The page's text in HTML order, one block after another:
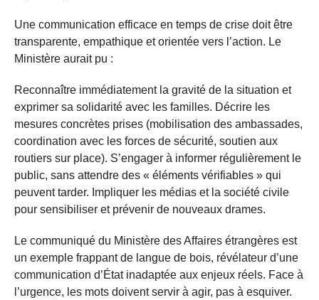
Une communication efficace en temps de crise doit être
transparente, empathique et orientée vers l’action. Le
Ministère aurait pu :
Reconnaître immédiatement la gravité de la situation et
exprimer sa solidarité avec les familles. Décrire les
mesures concrètes prises (mobilisation des ambassades,
coordination avec les forces de sécurité, soutien aux
routiers sur place). S’engager à informer régulièrement le
public, sans attendre des « éléments vérifiables » qui
peuvent tarder. Impliquer les médias et la société civile
pour sensibiliser et prévenir de nouveaux drames.
Le communiqué du Ministère des Affaires étrangères est
un exemple frappant de langue de bois, révélateur d’une
communication d’État inadaptée aux enjeux réels. Face à
l’urgence, les mots doivent servir à agir, pas à esquiver.